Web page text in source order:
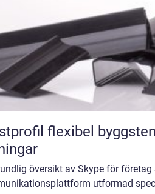
byggsten för moderna
översikt av Skype för
utformad